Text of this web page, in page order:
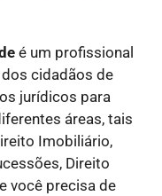
é um profissional
cidadãos de
jurídicos para
áreas, tais
Imobiliário,
Direito
você precisa de